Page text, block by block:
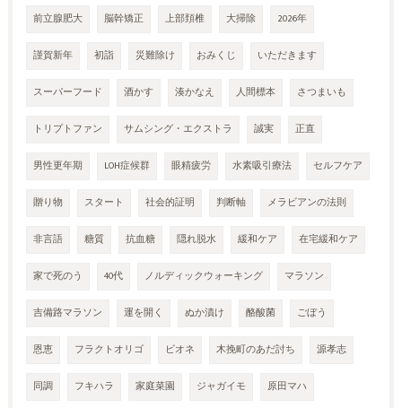
前立腺肥大 脳幹矯正 上部頚椎 大掃除 2026年
謹賀新年 初詣 災難除け おみくじ いただきます
スーパーフード 酒かす 湊かなえ 人間標本 さつまいも
トリプトファン サムシング・エクストラ 誠実 正直
男性更年期 LOH症候群 眼精疲労 水素吸引療法 セルフケア
贈り物 スタート 社会的証明 判断軸 メラビアンの法則
非言語 糖質 抗血糖 隠れ脱水 緩和ケア 在宅緩和ケア
家で死のう 40代 ノルディックウォーキング マラソン
吉備路マラソン 運を開く ぬか漬け 酪酸菌 ごぼう
恩恵 フラクトオリゴ ビオネ 木挽町のあだ討ち 源孝志
同調 フキハラ 家庭菜園 ジャガイモ 原田マハ